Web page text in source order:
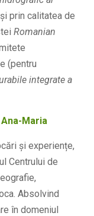
prin calitatea de
Romanian
(pentru
integrate a
și experiențe,
Centrului de
Absolvind
în domeniul